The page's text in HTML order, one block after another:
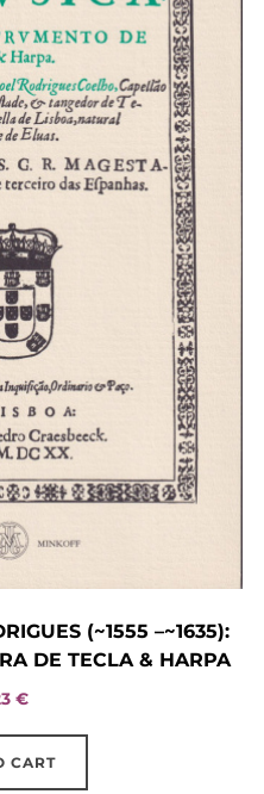
(~1555 –~1635):
DE TECLA & HARPA
€
CART